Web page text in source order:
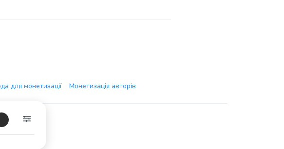
для монетизації Монетизація авторів